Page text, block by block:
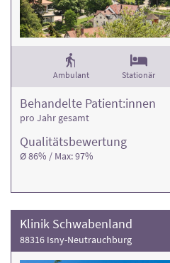
Ambulant Stationär
Qualitäts­bewertung
Ø 86% / Max: 97%
Behandelte Patient:innen
pro Jahr gesamt
Klinik Schwabenland
88316 Isny-Neutrauchburg